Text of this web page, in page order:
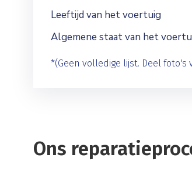
Leeftijd van het voertuig
Algemene staat van het
*(Geen volledige lijst. Deel
Ons